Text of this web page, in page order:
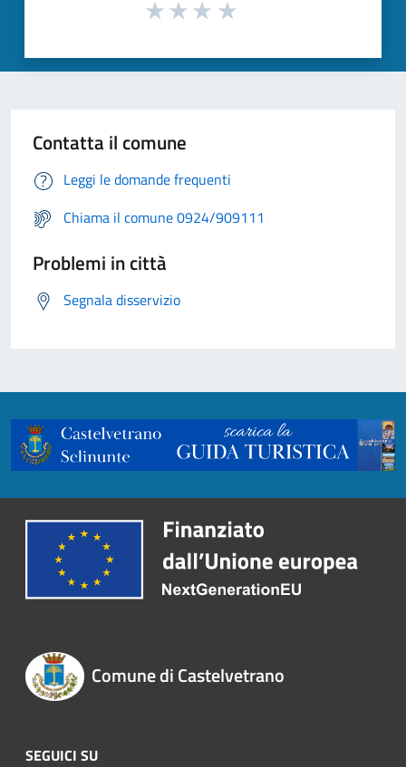
Contatta il comune
Leggi le domande frequenti
Chiama il comune 0924/909111
Problemi in città
Segnala disservizio
Comune di Castelvetrano
SEGUICI SU